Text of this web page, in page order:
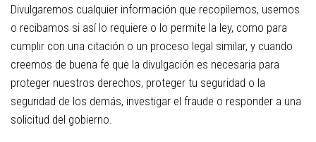
Divulgaremos cualquier información que recopilemos, usemos
o recibamos si así lo requiere o lo permite la ley, como para
cumplir con una citación o un proceso legal similar, y cuando
creemos de buena fe que la divulgación es necesaria para
proteger nuestros derechos, proteger tu seguridad o la
seguridad de los demás, investigar el fraude o responder a una
solicitud del gobierno.